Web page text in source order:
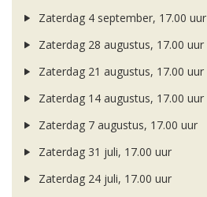
Zaterdag 4 september, 17.00 uur
Zaterdag 28 augustus, 17.00 uur
Zaterdag 21 augustus, 17.00 uur
Zaterdag 14 augustus, 17.00 uur
Zaterdag 7 augustus, 17.00 uur
Zaterdag 31 juli, 17.00 uur
Zaterdag 24 juli, 17.00 uur